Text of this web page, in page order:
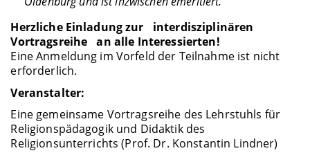
Herzliche Einladung zur interdisziplinären
Vortragsreihe an alle Interessierten!
Eine Anmeldung im Vorfeld der Teilnahme ist nicht
erforderlich.
Veranstalter:
Eine gemeinsame Vortragsreihe des Lehrstuhls für
Religionspädagogik und Didaktik des
Religionsunterrichts (Prof. Dr. Konstantin Lindner)